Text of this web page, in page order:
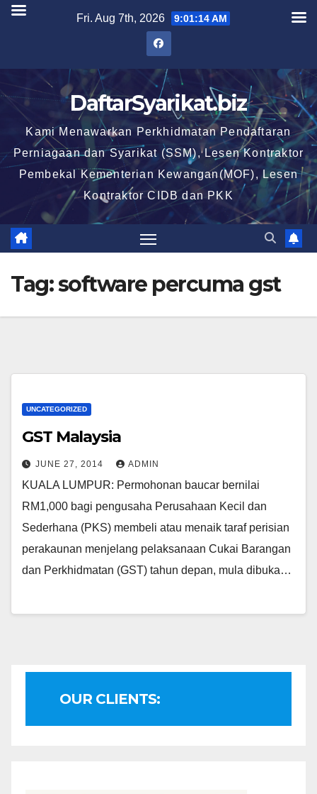
Skip
Fri. Aug 7th, 2026 9:01:14 AM
DaftarSyarikat.biz
Kami Menawarkan Perkhidmatan Pendaftaran
Perniagaan dan Syarikat (SSM), Lesen Kontraktor
Pembekal Kementerian Kewangan(MOF), Lesen
Kontraktor CIDB dan PKK
Tag:software percuma gst
UNCATEGORIZED
GST Malaysia
JUNE 27, 2014 ADMIN
KUALA LUMPUR: Permohonan baucar bernilai
RM1,000 bagi pengusaha Perusahaan Kecil dan
Sederhana (PKS) membeli atau menaik taraf perisian
perakaunan menjelang pelaksanaan Cukai Barangan
dan Perkhidmatan (GST) tahun depan, mula dibuka…
OUR CLIENTS: